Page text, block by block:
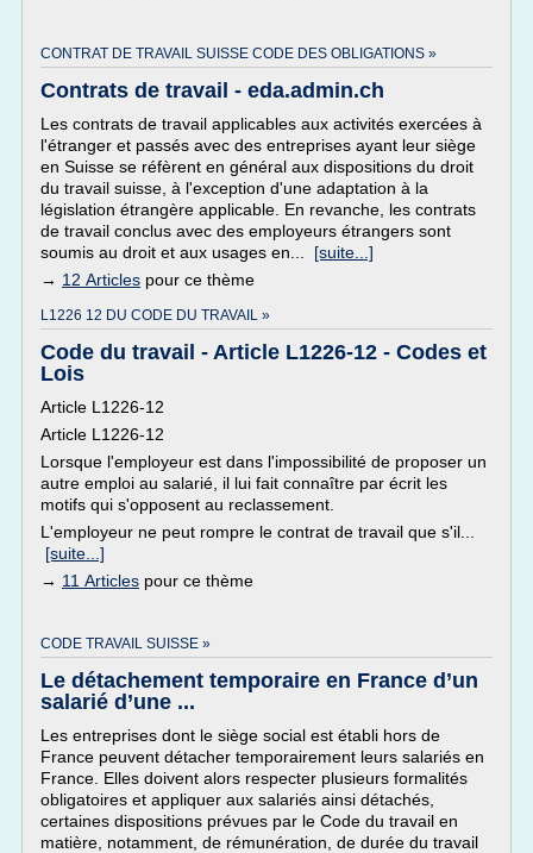
CONTRAT DE TRAVAIL SUISSE CODE DES OBLIGATIONS »
Contrats de travail - eda.admin.ch
Les contrats de travail applicables aux activités exercées à
l'étranger et passés avec des entreprises ayant leur siège
en Suisse se réfèrent en général aux dispositions du droit
du travail suisse, à l'exception d'une adaptation à la
législation étrangère applicable. En revanche, les contrats
de travail conclus avec des employeurs étrangers sont
soumis au droit et aux usages en... [suite...]
→ 12 Articles pour ce thème
L1226 12 DU CODE DU TRAVAIL »
Code du travail - Article L1226-12 - Codes et
Lois
Article L1226-12
Article L1226-12
Lorsque l'employeur est dans l'impossibilité de proposer un
autre emploi au salarié, il lui fait connaître par écrit les
motifs qui s'opposent au reclassement.
L'employeur ne peut rompre le contrat de travail que s'il...
[suite...]
→ 11 Articles pour ce thème
CODE TRAVAIL SUISSE »
Le détachement temporaire en France d’un
salarié d’une ...
Les entreprises dont le siège social est établi hors de
France peuvent détacher temporairement leurs salariés en
France. Elles doivent alors respecter plusieurs formalités
obligatoires et appliquer aux salariés ainsi détachés,
certaines dispositions prévues par le Code du travail en
matière, notamment, de rémunération, de durée du travail